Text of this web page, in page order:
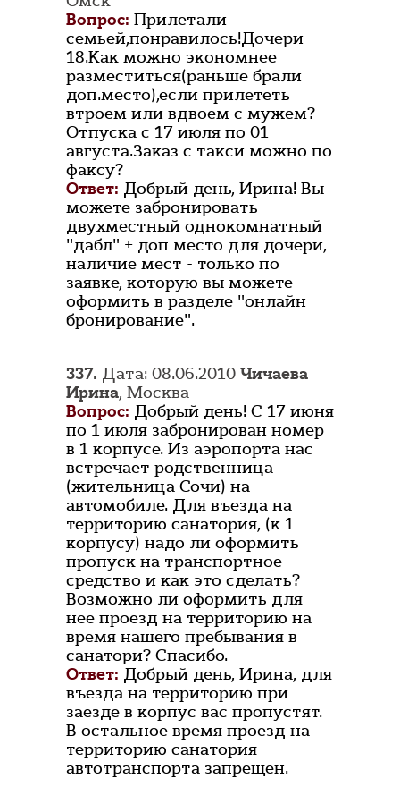
Вопрос: Прилетали
семьей,понравилось!Дочери
18.Как можно экономнее
разместиться(раньше брали
доп.место),если прилететь
втроем или вдвоем с мужем?
Отпуска с 17 июля по 01
августа.Заказ с такси можно по
факсу?
Ответ: Добрый день, Ирина! Вы
можете забронировать
двухместный однокомнатный
"дабл" + доп место для дочери,
наличие мест - только по
заявке, которую вы можете
оформить в разделе "онлайн
бронирование".
337. Дата: 08.06.2010 Чичаева
Ирина, Москва
Вопрос: Добрый день! С 17 июня
по 1 июля забронирован номер
в 1 корпусе. Из аэропорта нас
встречает родственница
(жительница Сочи) на
автомобиле. Для въезда на
территорию санатория, (к 1
корпусу) надо ли оформить
пропуск на транспортное
средство и как это сделать?
Возможно ли оформить для
нее проезд на территорию на
время нашего пребывания в
санатори? Спасибо.
Ответ: Добрый день, Ирина, для
въезда на территорию при
заезде в корпус вас пропустят.
В остальное время проезд на
территорию санатория
автотранспорта запрещен.